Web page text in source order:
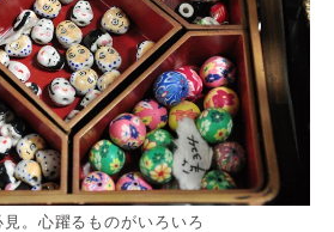
。心躍るものがいろいろ